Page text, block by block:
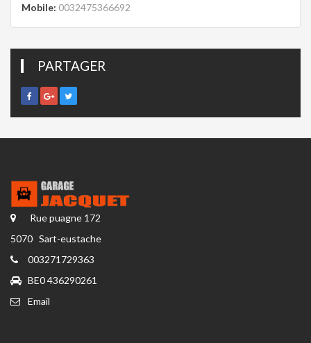
Mobile: 0032475366692
PARTAGER
Rue puagne 172
5070 Sart-eustache
003271729363
BE0 436290261
Email